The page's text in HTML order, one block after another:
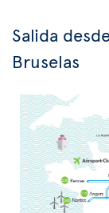
Salida
Bruselas